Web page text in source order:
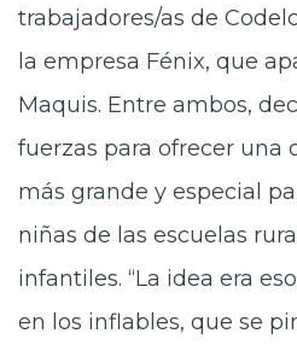
trabajadores/as de
la empresa Fénix, que
Maquis. Entre ambos,
fuerzas para ofrecer una
más grande y especial
niñas de las escuelas
infantiles. “La idea era
en los inflables, que se